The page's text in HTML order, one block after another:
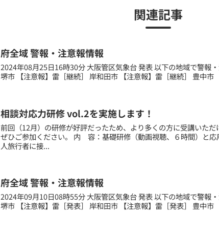
関連記事
府全域 警報・注意報情報
2024年08月25日16時30分 大阪管区気象台 発表 以下の地域で警報
堺市 【注意報】雷［継続］ 岸和田市 【注意報】雷［継続］ 豊中市
相談対応力研修 vol.2を実施します！
前回（12月）の研修が好評だったため、より多くの方に受講いた
ぜひご参加ください。 内 容：基礎研修（動画視聴、６時間）と
人旅行者に接...
府全域 警報・注意報情報
2024年09月10日08時55分 大阪管区気象台 発表 以下の地域で警報
堺市 【注意報】雷［発表］ 岸和田市 【注意報】雷［発表］ 豊中市